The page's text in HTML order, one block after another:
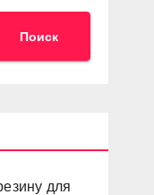
Поиск
для